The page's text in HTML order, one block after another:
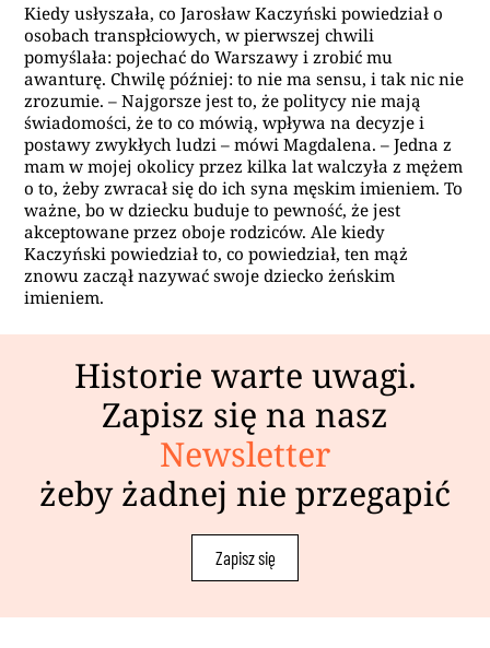
Kiedy usłyszała, co Jarosław Kaczyński powiedział o
osobach transpłciowych, w pierwszej chwili
pomyślała: pojechać do Warszawy i zrobić mu
awanturę. Chwilę później: to nie ma sensu, i tak nic nie
zrozumie. – Najgorsze jest to, że politycy nie mają
świadomości, że to co mówią, wpływa na decyzje i
postawy zwykłych ludzi – mówi Magdalena. – Jedna z
mam w mojej okolicy przez kilka lat walczyła z mężem
o to, żeby zwracał się do ich syna męskim imieniem. To
ważne, bo w dziecku buduje to pewność, że jest
akceptowane przez oboje rodziców. Ale kiedy
Kaczyński powiedział to, co powiedział, ten mąż
znowu zaczął nazywać swoje dziecko żeńskim
imieniem.
Historie warte uwagi.
Zapisz się na nasz
Newsletter
żeby żadnej nie przegapić
Zapisz się